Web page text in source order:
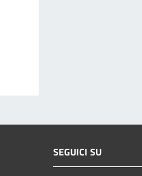
SEGUICI SU